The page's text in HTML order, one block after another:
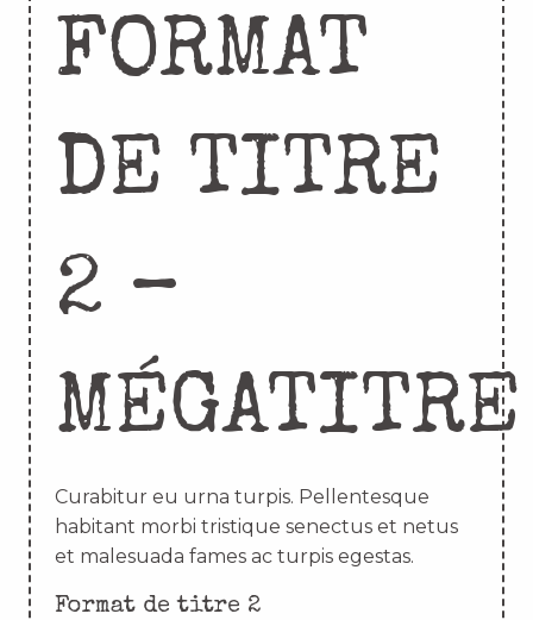
FORMAT
DE TITRE
2 –
MÉGATITRE
Curabitur eu urna turpis. Pellentesque
habitant morbi tristique senectus et netus
et malesuada fames ac turpis egestas.
Format de titre 2